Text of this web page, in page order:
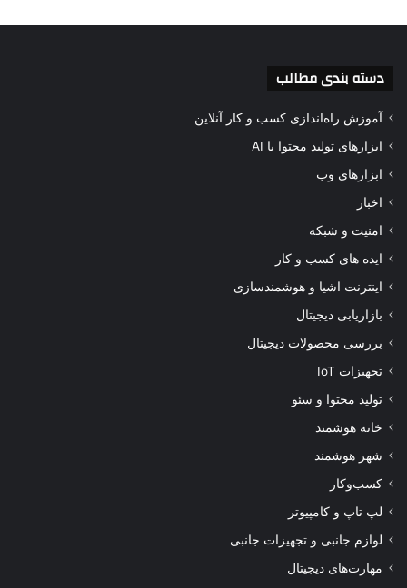
دسته بندی مطالب
آموزش راه‌اندازی کسب و کار آنلاین
ابزارهای تولید محتوا با AI
ابزارهای وب
اخبار
امنیت و شبکه
ایده های کسب و کار
اینترنت اشیا و هوشمندسازی
بازاریابی دیجیتال
بررسی محصولات دیجیتال
تجهیزات IoT
تولید محتوا و سئو
خانه هوشمند
شهر هوشمند
کسب‌وکار
لپ تاپ و کامپیوتر
لوازم جانبی و تجهیزات جانبی
مهارت‌های دیجیتال